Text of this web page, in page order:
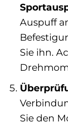
Auspuff
Sie ihn.
Sie den